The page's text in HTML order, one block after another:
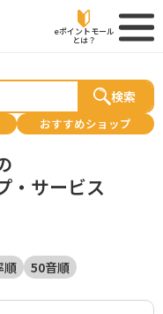
eポイントモール
とは？
検索
おすすめショップ
・サービス
順 50音順